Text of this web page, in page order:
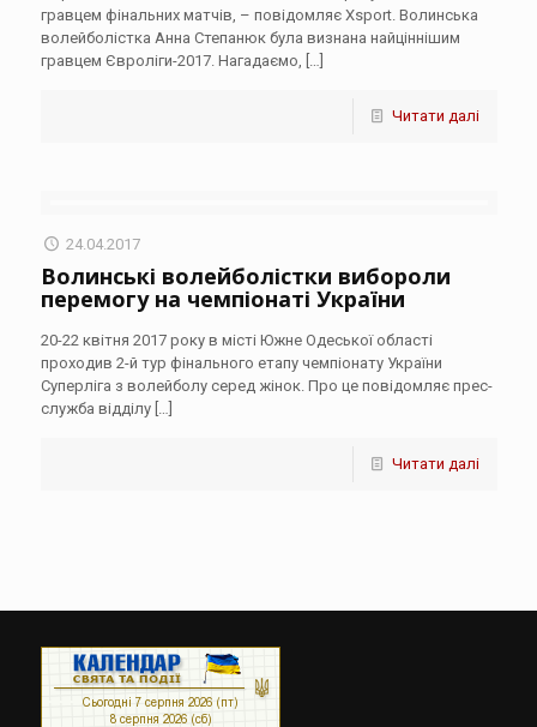
гравцем фінальних матчів, – повідомляє Xsport. Волинська
волейболістка Анна Степанюк була визнана найціннішим
гравцем Євроліги-2017. Нагадаємо, […]
Читати далі
24.04.2017
Волинські волейболістки вибороли
перемогу на чемпіонаті України
20-22 квітня 2017 року в місті Южне Одеської області
проходив 2-й тур фінального етапу чемпіонату України
Суперліга з волейболу серед жінок. Про це повідомляє прес-
служба відділу[…]
Читати далі